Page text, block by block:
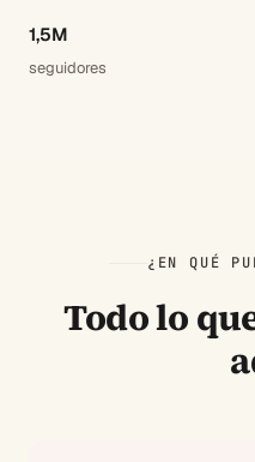
1,5M
seguidores
¿EN QUÉ
Todo lo